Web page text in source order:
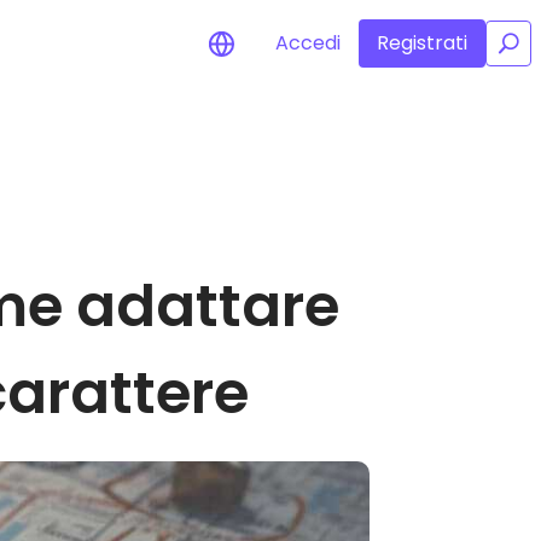
dei dati del portafoglio
Accedi Registrati /
adattare